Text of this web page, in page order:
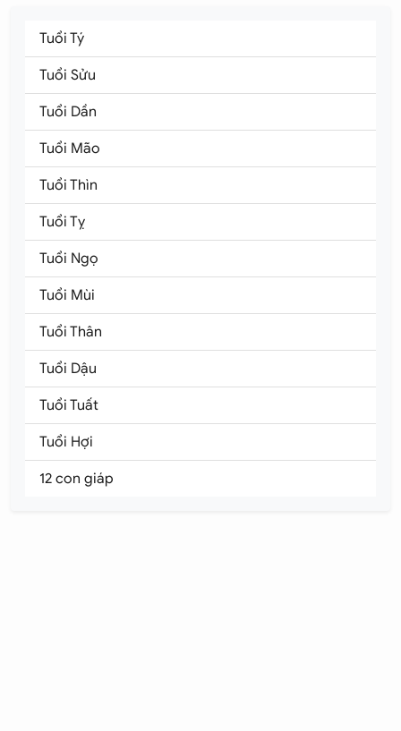
Tuổi Tý
Tuổi Sửu
Tuổi Dần
Tuổi Mão
Tuổi Thìn
Tuổi Tỵ
Tuổi Ngọ
Tuổi Mùi
Tuổi Thân
Tuổi Dậu
Tuổi Tuất
Tuổi Hợi
12 con giáp